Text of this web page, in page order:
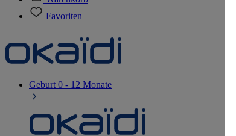
Favoriten
Geburt 0 - 12 Monate